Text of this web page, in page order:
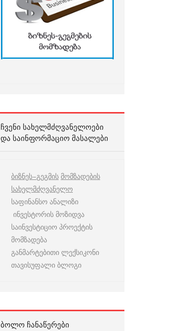
ᲩᲕᲔᲜᲘ ᲡᲐᲮᲔᲚᲛᲫᲦᲕᲐᲜᲔᲚᲝᲔᲑᲘ
ᲓᲐ ᲡᲐᲘᲜᲤᲝᲠᲛᲐᲪᲘᲝ ᲛᲐᲡᲐᲚᲔᲑᲘ
ბიზნეს–გეგმის მომზადების
სახელმძღვანელო
საფინანსო ანალიზი
ინვესტორის მოზიდვა
საინვესტიციო პროექტის
მომზადება
განმარტებითი ლექსიკონი
თავისუფალი ბლოგი
ᲑᲝᲚᲝ ᲩᲐᲜᲐᲬᲔᲠᲔᲑᲘ